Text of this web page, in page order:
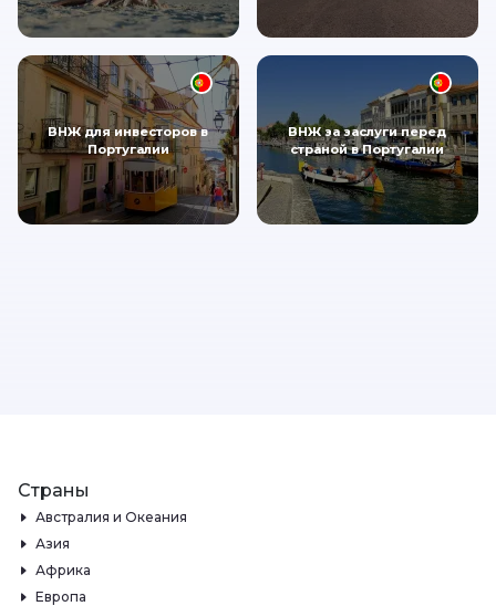
ВНЖ для инвесторов в
Португалии
ВНЖ за заслуги перед
страной в Португалии
Страны
Австралия и Океания
Азия
Африка
Европа